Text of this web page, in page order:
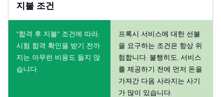
지불 조건
"합격 후 지불" 조건에 따라,
시험 합격 확인을 받기 전까
지는 아무런 비용도 들지 않
습니다.
프록시 서비스에 대한 선불
을 요구하는 조건은 항상 위
험합니다. 불행히도, 서비스
를 제공하기 전에 먼저 돈을
가져간 다음 사라지는 사기
가 많이 있습니다.